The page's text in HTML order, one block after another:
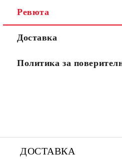
Ревюта
Доставка
Политика за
ДОСТАВКА